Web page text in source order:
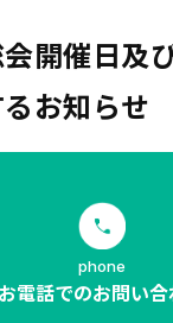
開催日及
お知らせ
phone
お電話でのお問い合